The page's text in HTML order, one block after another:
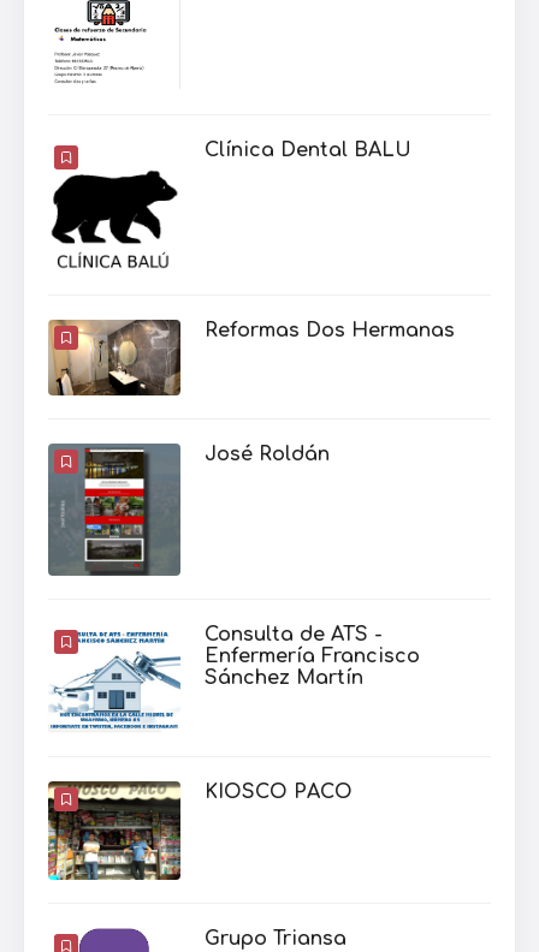
Clínica Dental BALU
Reformas Dos Hermanas
José Roldán
Consulta de ATS -
Enfermería Francisco
Sánchez Martín
KIOSCO PACO
Grupo Triansa